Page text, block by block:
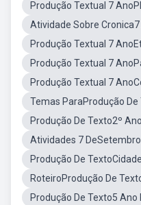
Produção Textual 7
Atividade Sobre
Produção Textual 7
Produção Textual 7
Produção Textual 7
Temas ParaProdução De
Produção De Texto2º Ano
Atividades 7
Produção De TextoCidade
RoteiroProdução De
Produção De Texto5 Ano